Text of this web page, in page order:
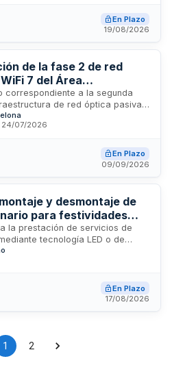
y del pabellón deportivo. La
global bajo la supervisión
En Plazo
19/08/2026
de la fase 2 de red
7 del Área
correspondiente a la segunda
de red óptica pasiva
WiFi 7 en el Área
El contrato incluye la provisión
necesarios para completar esta
red de telecomunicaciones de
que busca fortalecer la
mediante esta
avanzada.
24/07/2026
En Plazo
09/09/2026
y desmontaje de
para festividades
la prestación de servicios de
tecnología LED o de
el suministro, alquiler,
para las celebraciones
será responsable de la calidad
realizados, el cumplimiento de
En Plazo
17/08/2026
1 2